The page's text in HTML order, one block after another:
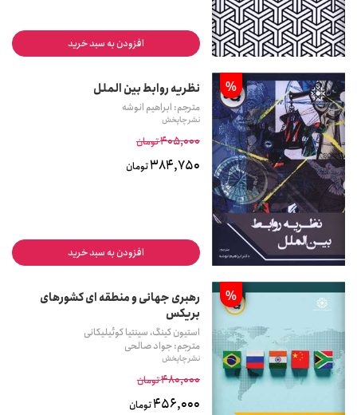
افزودن به سبد خرید
% نظریه روابط بین الملل
مترجم: ابراهیم انوشه
نشر چاپخش
405,000تومان
384,750تومان
افزودن به سبد خرید
%
رهبری جهانی و منطقه ای کشورهای
بریکس
استیون کینگ، سینتیا کوئیلیکانی
مترجم: جواد صالحی
نشر چاپخش
480,000تومان
456,000تومان